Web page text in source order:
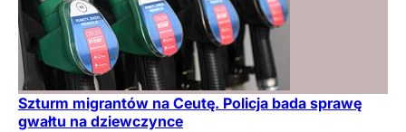
Szturm migrantów na Ceutę. Policja bada sprawę
gwałtu na dziewczynce